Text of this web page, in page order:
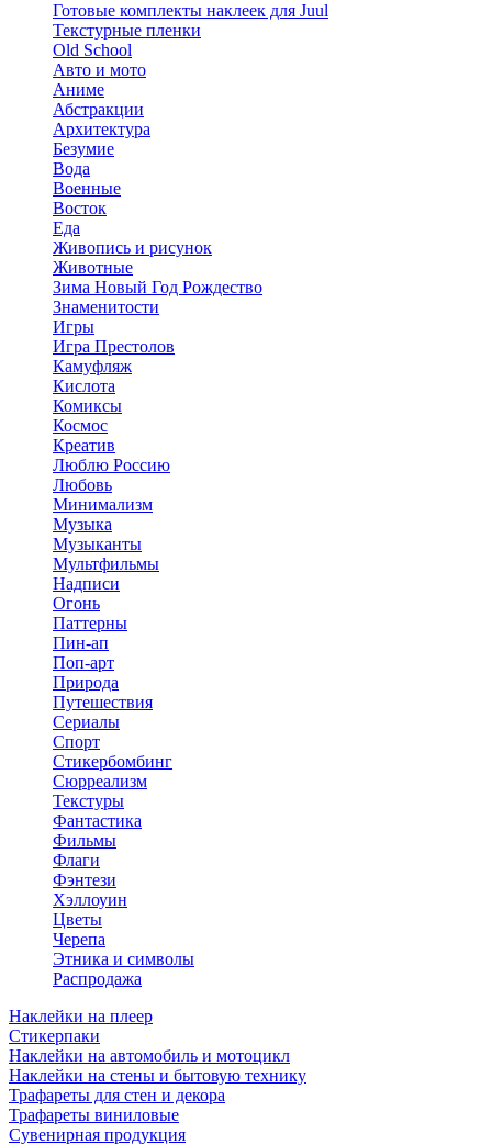
Готовые комплекты наклеек для Juul
Текстурные пленки
Old School
Авто и мото
Аниме
Абстракции
Архитектура
Безумие
Вода
Военные
Восток
Еда
Живопись и рисунок
Животные
Зима Новый Год Рождество
Знаменитости
Игры
Игра Престолов
Камуфляж
Кислота
Комиксы
Космос
Креатив
Люблю Россию
Любовь
Минимализм
Музыка
Музыканты
Мультфильмы
Надписи
Огонь
Паттерны
Пин-ап
Поп-арт
Природа
Путешествия
Сериалы
Спорт
Стикербомбинг
Сюрреализм
Текстуры
Фантастика
Фильмы
Флаги
Фэнтези
Хэллоуин
Цветы
Черепа
Этника и символы
Распродажа
Наклейки на плеер
Стикерпаки
Наклейки на автомобиль и мотоцикл
Наклейки на стены и бытовую технику
Трафареты для стен и декора
Трафареты виниловые
Сувенирная продукция